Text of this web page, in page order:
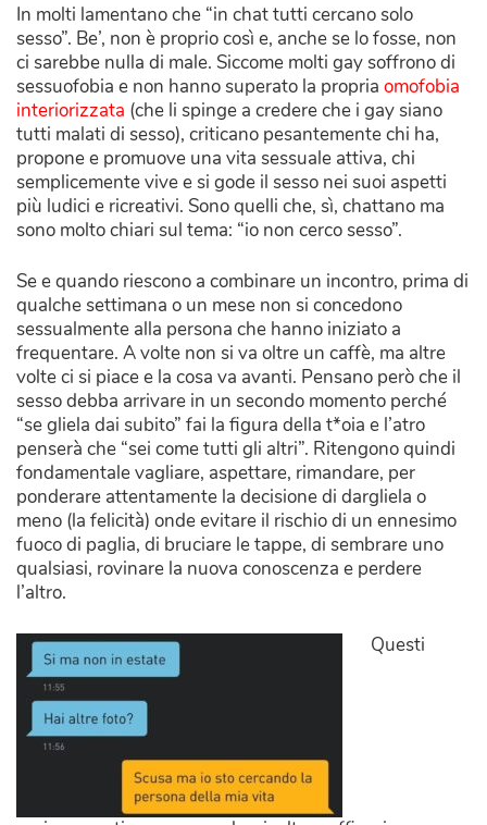
In molti lamentano che “in chat tutti cercano solo
sesso”. Be’, non è proprio così e, anche se lo fosse, non
ci sarebbe nulla di male. Siccome molti gay soffrono di
sessuofobia e non hanno superato la propria omofobia
interiorizzata (che li spinge a credere che i gay siano
tutti malati di sesso), criticano pesantemente chi ha,
propone e promuove una vita sessuale attiva, chi
semplicemente vive e si gode il sesso nei suoi aspetti
più ludici e ricreativi. Sono quelli che, sì, chattano ma
sono molto chiari sul tema: “io non cerco sesso”.
Se e quando riescono a combinare un incontro, prima di
qualche settimana o un mese non si concedono
sessualmente alla persona che hanno iniziato a
frequentare. A volte non si va oltre un caffè, ma altre
volte ci si piace e la cosa va avanti. Pensano però che il
sesso debba arrivare in un secondo momento perché
“se gliela dai subito” fai la figura della t*oia e l’atro
penserà che “sei come tutti gli altri”. Ritengono quindi
fondamentale vagliare, aspettare, rimandare, per
ponderare attentamente la decisione di dargliela o
meno (la felicità) onde evitare il rischio di un ennesimo
fuoco di paglia, di bruciare le tappe, di sembrare uno
qualsiasi, rovinare la nuova conoscenza e perdere
l’altro.
Questi